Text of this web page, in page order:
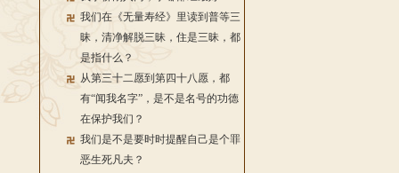
我们在《无量寿经》里读到普等三
昧，清净解脱三昧，住是三昧，都
是指什么？
从第三十二愿到第四十八愿，都
有“闻我名字”，是不是名号的功德
在保护我们？
我们是不是要时时提醒自己是个罪
恶生死凡夫？